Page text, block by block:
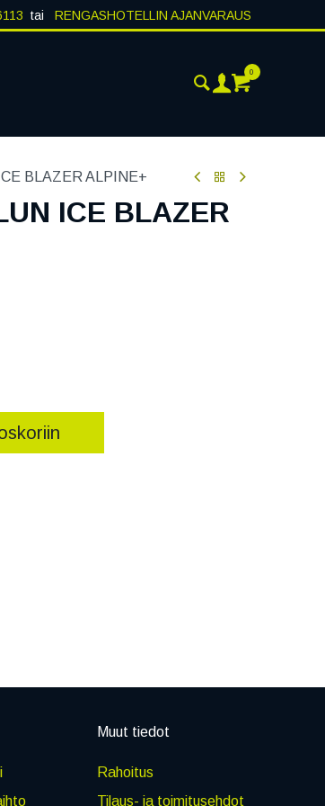
tai RENGASHOTELLIN AJANVARAUS
0
BLAZER ALPINE+
ICE BLAZER
Muut tiedot
Rahoitus
Tilaus- ja toimitusehdot